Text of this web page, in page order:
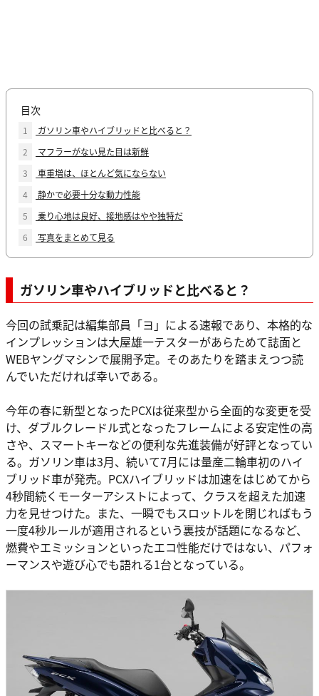
目次
1
ガソリン車やハイブリッドと比べると？
2
マフラーがない見た目は新鮮
3
車重増は、ほとんど気にならない
4
静かで必要十分な動力性能
5
乗り心地は良好、接地感はやや独特だ
6
写真をまとめて見る
ガソリン車やハイブリッドと比べると？
今回の試乗記は編集部員「ヨ」による速報であり、本格的な
インプレッションは大屋雄一テスターがあらためて誌面と
WEBヤングマシンで展開予定。そのあたりを踏まえつつ読
んでいただければ幸いである。
今年の春に新型となったPCXは従来型から全面的な変更を受
け、ダブルクレードル式となったフレームによる安定性の高
さや、スマートキーなどの便利な先進装備が好評となってい
る。ガソリン車は3月、続いて7月には量産二輪車初のハイ
ブリッド車が発売。PCXハイブリッドは加速をはじめてから
4秒間続くモーターアシストによって、クラスを超えた加速
力を見せつけた。また、一瞬でもスロットルを閉じればもう
一度4秒ルールが適用されるという裏技が話題になるなど、
燃費やエミッションといったエコ性能だけではない、パフォ
ーマンスや遊び心でも語れる1台となっている。